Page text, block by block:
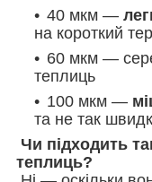
40 мкм —
на короткий
60 мкм —
теплиць
100 мкм —
та не так
Чи підходить
теплиць?